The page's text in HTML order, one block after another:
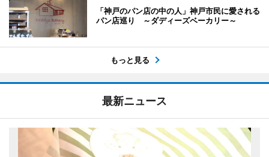
「神戸のパン店の中の人」神戸市民に愛される
パン店巡り ～ダディーズベーカリー～
もっと見る
最新ニュース